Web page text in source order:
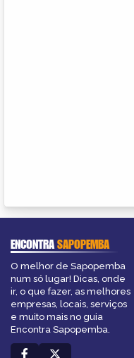
ENCONTRASAPOPEMBA
O melhor de Sapopemba
num só lugar! Dicas, onde
ir, o que fazer, as melhores
empresas, locais, serviços
e muito mais no guia
Encontra Sapopemba.